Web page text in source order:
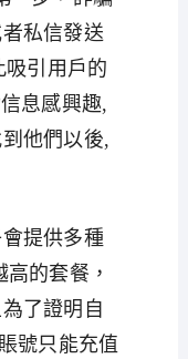
私信發送
吸引用戶的
息感興趣,
他們以後,
提供多種
的套餐，
了證明自
號只能充值